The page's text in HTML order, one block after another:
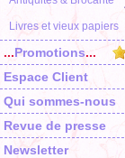
Livres et vieux papiers
...Promotions...
Espace Client
Qui sommes-nous
Revue de presse
Newsletter